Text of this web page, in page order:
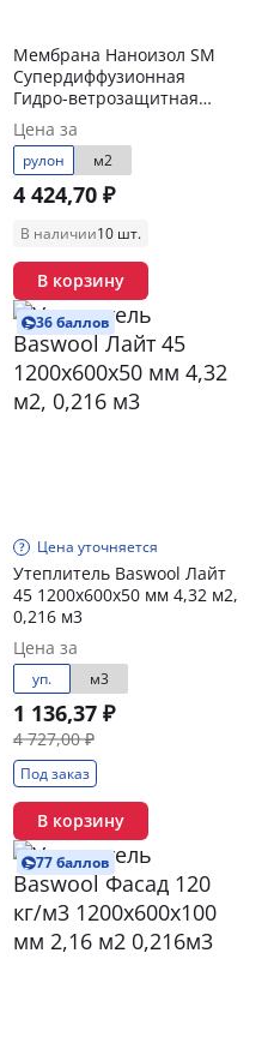
Мембрана Наноизол SM
Супердиффузионная
Гидро-ветрозащитная
мембрана
Цена за
рулон м2
4 424,70 ₽
В наличии10 шт.
В корзину
36 баллов
Цена уточняется
Утеплитель Baswool Лайт
45 1200х600х50 мм 4,32 м2,
0,216 м3
Цена за
уп. м3
1 136,37 ₽
4 727,00 ₽
Под заказ
В корзину
77 баллов